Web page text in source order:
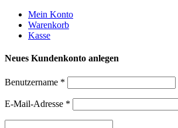
Weiter
zum
Inhalt
Mein Konto
Warenkorb
Kasse
Neues Kundenkonto anlegen
Benutzername *
E-Mail-Adresse *